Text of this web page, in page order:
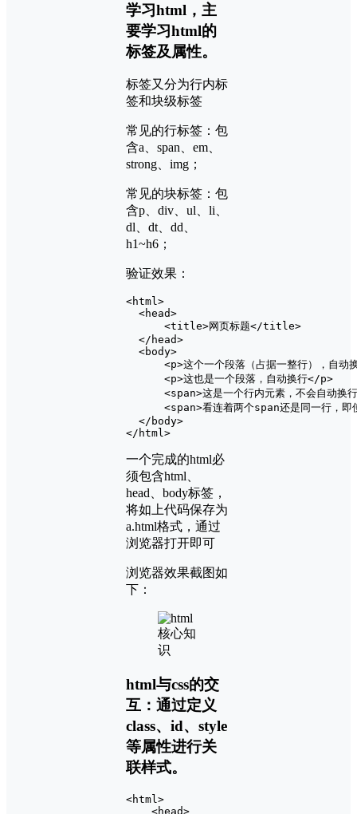
学习html，主
要学习html的
标签及属性。
标签又分为行内标
签和块级标签
常见的行标签：包
含a、span、em、
strong、img；
常见的块标签：包
含p、div、ul、li、
dl、dt、dd、
h1~h6；
验证效果：
<html>
  <head>
      <title>网页标题</title>
  </head>
  <body>
<p>这个一个段落（占据一整行），自动
      <p>这也是一个段落，自动换行</p>
<span>这是一个行内元素，不会自动
<span>看连着两个span还是同一行，即
  </body>
一个完成的html必
须包含html、
head、body标签，
将如上代码保存为
a.html格式，通过
浏览器打开即可
浏览器效果截图如
下：
html与css的交
互：通过定义
class、id、style
等属性进行关
联样式。
<html>
    <head>